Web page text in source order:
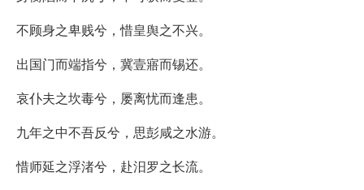
不顾身之卑贱兮，惜皇舆之不兴。
出国门而端指兮，冀壹寤而锡还。
哀仆夫之坎毒兮，屡离忧而逢患。
九年之中不吾反兮，思彭咸之水游。
惜师延之浮渚兮，赴汨罗之长流。